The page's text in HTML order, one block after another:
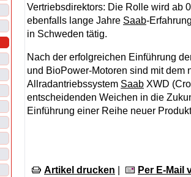
Vertriebsdirektors: Die Rolle wird ab
ebenfalls lange Jahre Saab-
in Schweden tätig.
Nach der erfolgreichen Einführung
und BioPower-Motoren sind mit dem
Allradantriebssystem Saab XWD
entscheidenden Weichen in die
Einführung einer Reihe neuer
Artikel drucken Per E-Mail